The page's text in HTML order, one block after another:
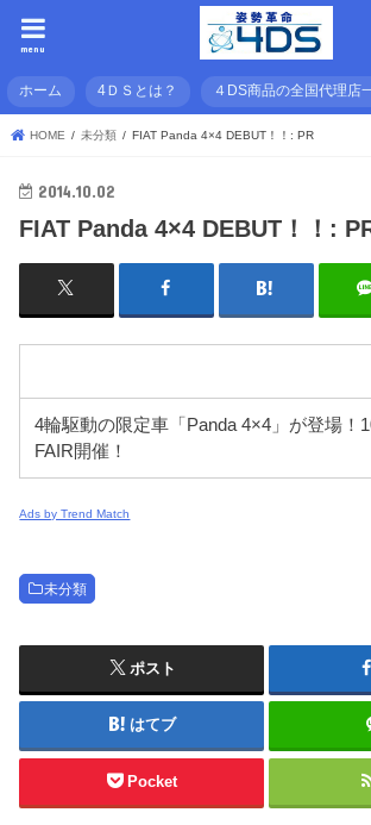
menu
ホーム 4ＤＳとは？ ４DS商品の全国代理店
HOME 未分類 FIAT Panda 4×4 DEBUT！！: PR
2014.10.02
FIAT Panda 4×4 DEBUT！！:
4輪駆動の限定車「Panda 4×4」が登場！
FAIR開催！
Ads by Trend Match
未分類
ポスト
はてブ
Pocket